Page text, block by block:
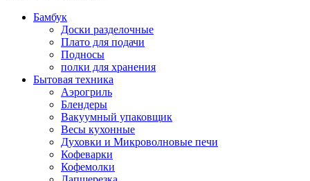
Бамбук
Доски разделочные
Плато для подачи
Подносы
полки для хранения
Бытовая техника
Аэрогриль
Блендеры
Вакуумный упаковщик
Весы кухонные
Духовки и Микроволновые печи
Кофеварки
Кофемолки